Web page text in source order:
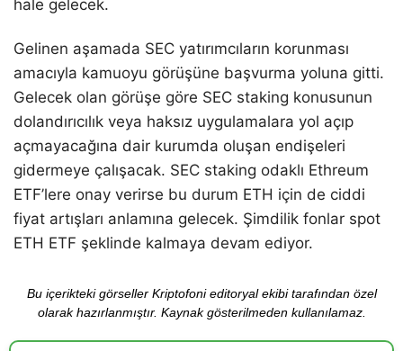
hale gelecek.
Gelinen aşamada SEC yatırımcıların korunması
amacıyla kamuoyu görüşüne başvurma yoluna gitti.
Gelecek olan görüşe göre SEC staking konusunun
dolandırıcılık veya haksız uygulamalara yol açıp
açmayacağına dair kurumda oluşan endişeleri
gidermeye çalışacak. SEC staking odaklı Ethreum
ETF’lere onay verirse bu durum ETH için de ciddi
fiyat artışları anlamına gelecek. Şimdilik fonlar spot
ETH ETF şeklinde kalmaya devam ediyor.
Bu içerikteki görseller Kriptofoni editoryal ekibi tarafından özel
olarak hazırlanmıştır. Kaynak gösterilmeden kullanılamaz.